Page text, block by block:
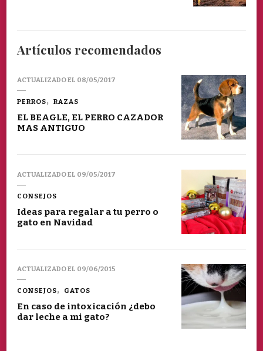
Artículos recomendados
ACTUALIZADO EL 08/05/2017
PERROS RAZAS
EL BEAGLE, EL PERRO CAZADOR
MAS ANTIGUO
ACTUALIZADO EL 09/05/2017
CONSEJOS
Ideas para regalar a tu perro o
gato en Navidad
ACTUALIZADO EL 09/06/2015
CONSEJOS GATOS
En caso de intoxicación ¿debo
dar leche a mi gato?